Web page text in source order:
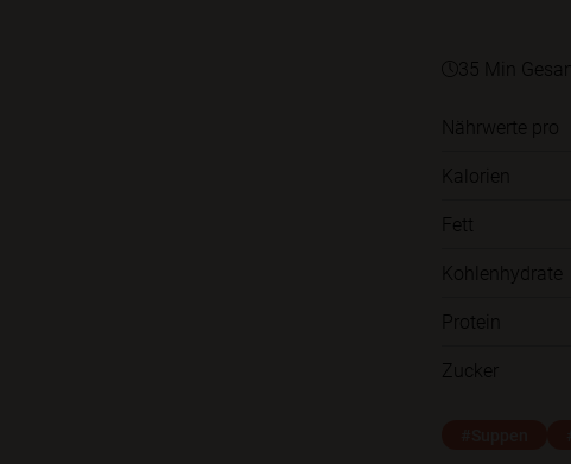
35 Min
Nährwerte pro
Kalorien
Fett
Kohlenhydrate
Protein
Zucker